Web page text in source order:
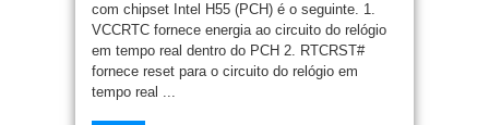
com chipset Intel H55 (PCH) é o seguinte. 1.
VCCRTC fornece energia ao circuito do relógio
em tempo real dentro do PCH 2. RTCRST#
fornece reset para o circuito do relógio em
tempo real ...